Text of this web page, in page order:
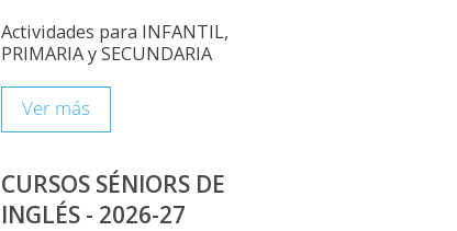
Actividades para INFANTIL,
PRIMARIA y SECUNDARIA
Ver más
CURSOS SÉNIORS DE
INGLÉS - 2026-27